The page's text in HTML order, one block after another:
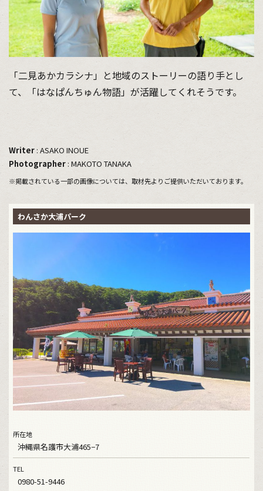
「二見あかカラシナ」と地域のストーリーの語り手とし
て、「はなぱんちゅん物語」が活躍してくれそうです。
Writer: ASAKO INOUE
Photographer: MAKOTO TANAKA
※掲載されている一部の画像については、取材先よりご提供いただいております。
わんさか大浦パーク
所在地
沖縄県名護市大浦465−7
TEL
0980-51-9446